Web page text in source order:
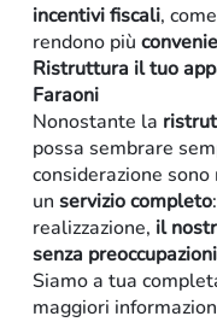
incentivi fiscali,
rendono più
Ristruttura il tuo
Faraoni
Nonostante la
possa sembrare
considerazione
un servizio completo
realizzazione, il
senza preoccupazioni
Siamo a tua
maggiori